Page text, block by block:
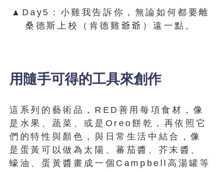
▲Day5：小雞我告訴你，無論如何都要離
桑德斯上校（肯德雞爺爺）遠一點。
用隨手可得的工具來創作
這系列的藝術品，RED善用每項食材，像
是水果、蔬菜、或是Oreo餅乾，再依照它
們的特性與顏色，與日常生活中結合，像
是蛋黃可以做為太陽、蕃茄醬、芥末醬、
蠔油、蛋黃醬畫成一個Campbell高湯罐等